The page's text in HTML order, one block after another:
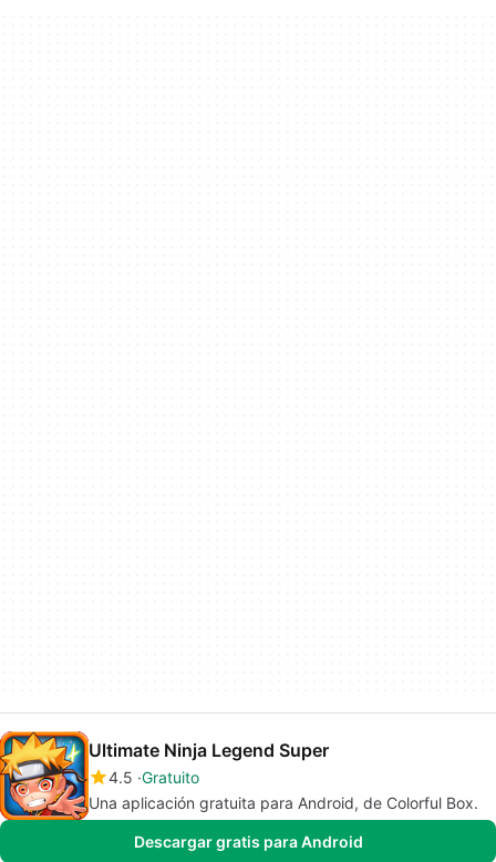
Ultimate Ninja Legend Super
4.5 Gratuito
Una aplicación gratuita para Android, de Colorful Box.
Descargar gratis para Android